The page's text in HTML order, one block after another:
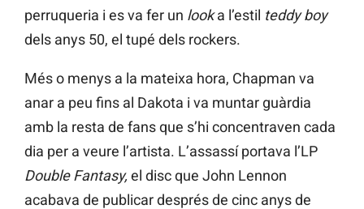
perruqueria i es va fer un looka l’estil teddy boy
dels anys 50, el tupé dels rockers.
Més o menys a la mateixa hora, Chapman va
anar a peu fins al Dakota i va muntar guàrdia
amb la resta de fans que s’hi concentraven cada
dia per a veure l’artista. L’assassí portava l’LP
Double Fantasy, el disc que John Lennon
acabava de publicar després de cinc anys de